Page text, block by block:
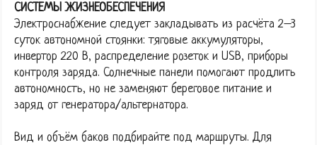
СИСТЕМЫ ЖИЗНЕОБЕСПЕЧЕНИЯ
Электроснабжение следует закладывать из расчёта 2–3
суток автономной стоянки: тяговые аккумуляторы,
инвертор 220 В, распределение розеток и USB, приборы
контроля заряда. Солнечные панели помогают продлить
автономность, но не заменяют береговое питание и
заряд от генератора/альтернатора.
Вид и объём баков подбирайте под маршруты. Для